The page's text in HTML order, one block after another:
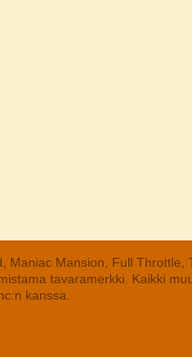
Maniac Mansion, Full
tavaramerkki. Kaikki
kanssa.